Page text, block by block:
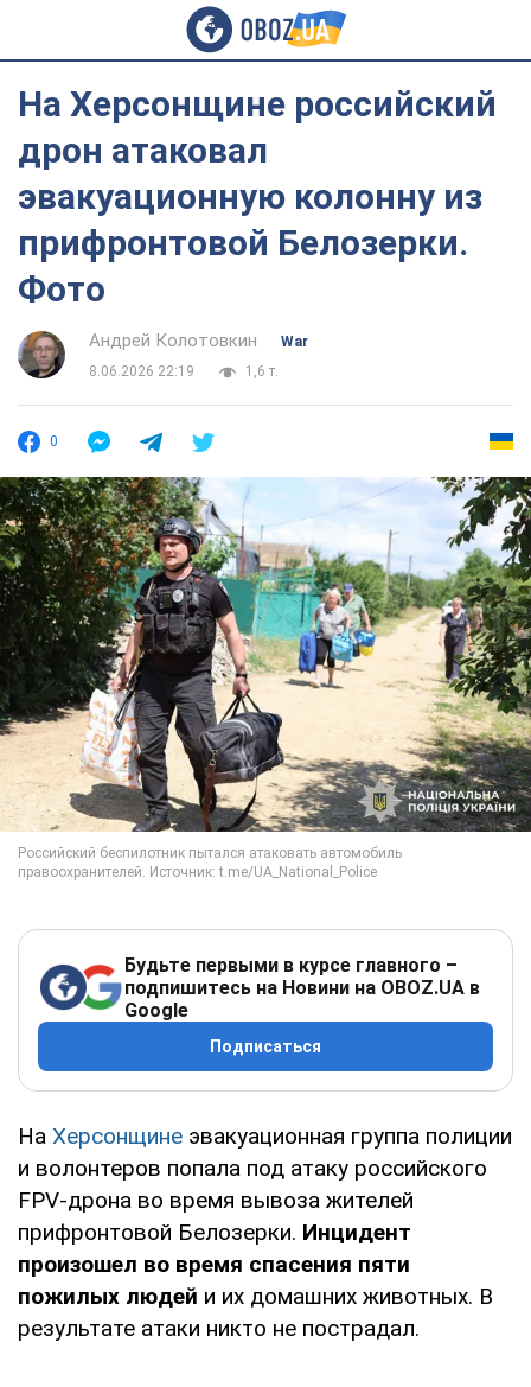
На Херсонщине российский
дрон атаковал
эвакуационную колонну из
прифронтовой Белозерки.
Фото
Андрей Колотовкин
War
8.06.2026 22:19
1,6 т.
0
Будьте первыми в курсе главного –
подпишитесь на Новини на OBOZ.UA в
Google
Подписаться
На Херсонщине эвакуационная группа полиции
и волонтеров попала под атаку российского
FPV-дрона во время вывоза жителей
прифронтовой Белозерки. Инцидент
произошел во время спасения пяти
пожилых людей и их домашних животных. В
результате атаки никто не пострадал.